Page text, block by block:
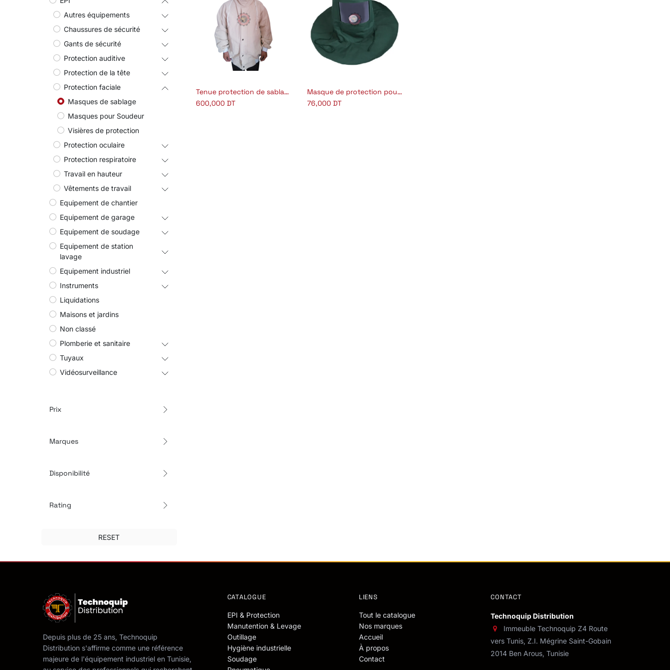
Autres équipements
Chaussures de sécurité
Gants de sécurité
Protection auditive
Protection de la tête
Protection faciale
Masques de sablage
Masques pour Soudeur
Visières de protection
Protection oculaire
Protection respiratoire
Travail en hauteur
Vêtements de travail
Equipement de chantier
Equipement de garage
Equipement de soudage
Equipement de station
lavage
Equipement industriel
Instruments
Liquidations
Maisons et jardins
Non classé
Plomberie et sanitaire
Tuyaux
Vidéosurveillance
Prix
Marques
Disponibilité
Rating
RESET
Ajouter au panier
Tenue protection de sablage en toile
600,000DT
Ajouter au panier
Masque de protection pour le sablage 2037
76,000DT
Depuis plus de 25 ans, Technoquip
Distribution s'affirme comme une référence
majeure de l'équipement industriel en Tunisie,
CATALOGUE
EPI & Protection
Manutention & Levage
Outillage
Hygiène industrielle
Soudage
LIENS
Tout le catalogue
Nos marques
Accueil
À propos
Contact
CONTACT
Technoquip Distribution
Immeuble Technoquip Z4 Route
vers Tunis, Z.I. Mégrine Saint-Gobain
2014 Ben Arous, Tunisie